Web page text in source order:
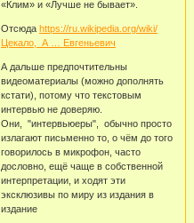
«Клим» и «Лучше не бывает».
Отсюда https://ru.wikipedia.org/wiki/
Цекало,_А … Евгеньевич
А дальше предпочтительны
видеоматериалы (можно дополнять
кстати), потому что текстовым
интервью не доверяю.
Они, "интервьюеры", обычно просто
излагают письменно то, о чём до того
говорилось в микрофон, часто
дословно, ещё чаще в собственной
интерпретации, и ходят эти
эксклюзивы по миру из издания в
издание